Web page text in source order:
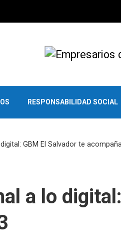
RESPONSABILIDAD SOCIAL
GBM El Salvador te acompaña
a lo